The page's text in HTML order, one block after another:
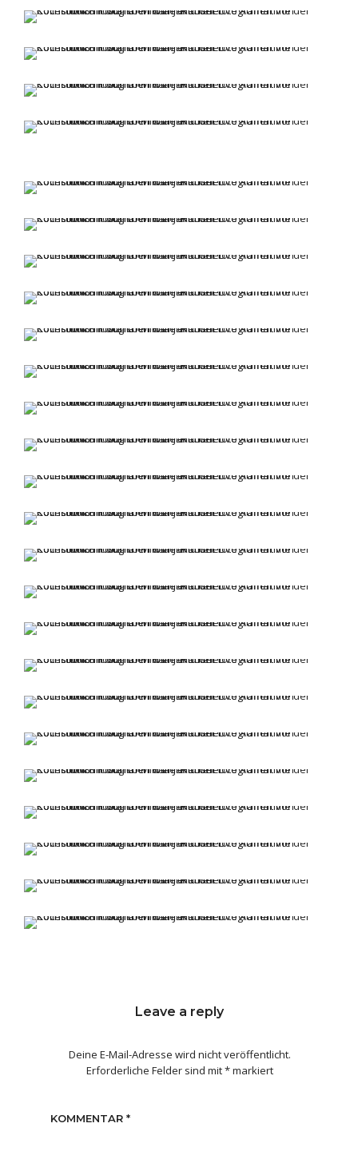
Leave a reply
Deine E-Mail-Adresse wird nicht veröffentlicht.
Erforderliche Felder sind mit*markiert
KOMMENTAR *